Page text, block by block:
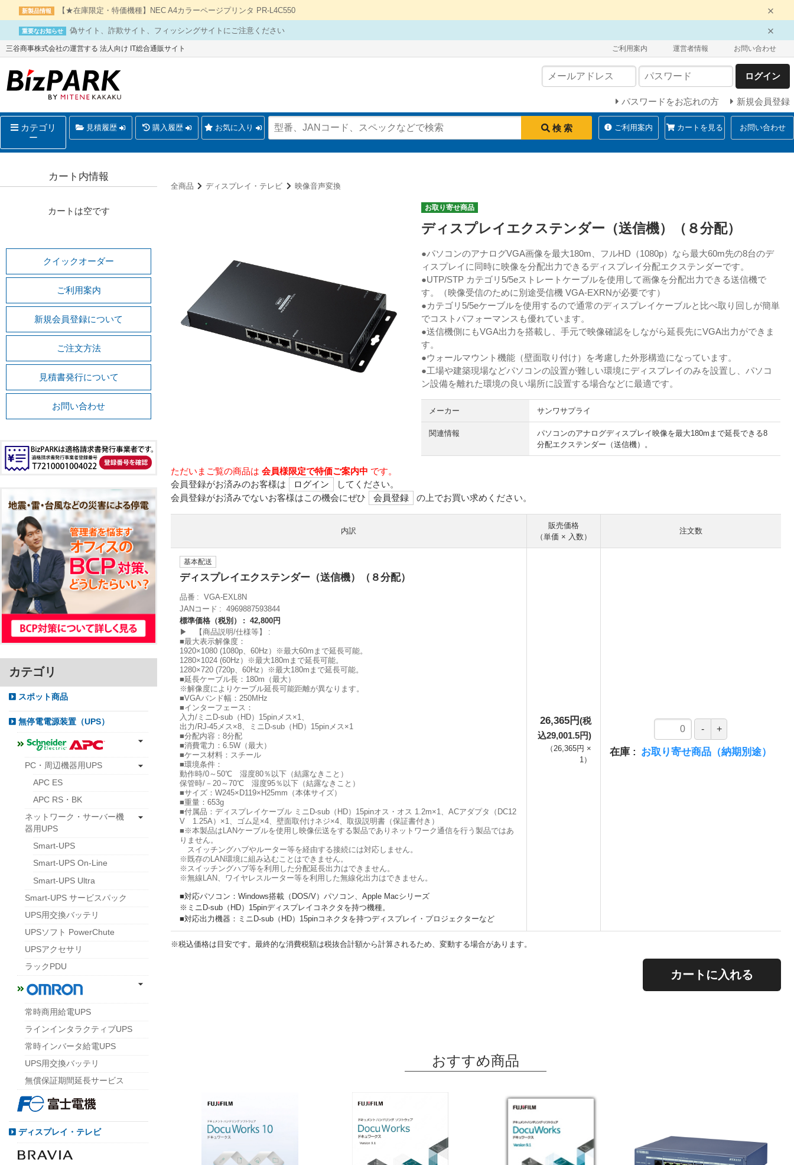
新製品情報 【★在庫限定・特価機種】NEC A4カラーページプリンタ PR-L4C550
重要なお知らせ 偽サイト、詐欺サイト、フィッシングサイトにご注意ください
三谷商事株式会社の運営する 法人向け IT総合通販サイト ご利用案内 運営者情報 お問い合わせ
ログイン
パスワードをお忘れの方 新規会員登録
カテゴリ
ー
見積履歴 購入履歴 お気に入り 検 索 ご利用案内 カートを見る お問い合わせ
全商品 ディスプレイ・テレビ 映像音声変換
お取り寄せ商品
ディスプレイエクステンダー（送信機）（８分配）
●パソコンのアナログVGA画像を最大180m、フルHD（1080p）なら最大60m先の8台のデ
ィスプレイに同時に映像を分配出力できるディスプレイ分配エクステンダーです。
●UTP/STP カテゴリ5/5eストレートケーブルを使用して画像を分配出力できる送信機で
す。（映像受信のために別途受信機 VGA-EXRNが必要です）
●カテゴリ5/5eケーブルを使用するので通常のディスプレイケーブルと比べ取り回しが簡単
でコストパフォーマンスも優れています。
●送信機側にもVGA出力を搭載し、手元で映像確認をしながら延長先にVGA出力ができま
す。
●ウォールマウント機能（壁面取り付け）を考慮した外形構造になっています。
●工場や建築現場などパソコンの設置が難しい環境にディスプレイのみを設置し、パソコ
ン設備を離れた環境の良い場所に設置する場合などに最適です。
メーカー サンワサプライ
関連情報
パソコンのアナログディスプレイ映像を最大180mまで延長できる8
分配エクステンダー（送信機）。
ただいまご覧の商品は 会員様限定で特価ご案内中 です。
会員登録がお済みのお客様は
ログイン
してください。
会員登録がお済みでないお客様はこの機会にぜひ
会員登録 の上でお買い求めください。
内訳
販売価格
（単価 × 入数）
注文数
基本配送
ディスプレイエクステンダー（送信機）（８分配）
品番
VGA-EXL8N
JANコード
4969887593844
標準価格（税別）
42,800円
▶ 【商品説明/仕様等】
■最大表示解像度：
1920×1080 (1080p、60Hz）※最大60mまで延長可能。
1280×1024 (60Hz）※最大180mまで延長可能。
1280×720 (720p、60Hz）※最大180mまで延長可能。
■延長ケーブル長：180m（最大）
※解像度によりケーブル延長可能距離が異なります。
■VGAバンド幅：250MHz
■インターフェース：
入力/ミニD-sub（HD）15pinメス×1、
出力/RJ-45メス×8、ミニD-sub（HD）15pinメス×1
■分配内容：8分配
■消費電力：6.5W（最大）
■ケース材料：スチール
■環境条件：
動作時/0～50℃ 湿度80％以下（結露なきこと）
保管時/－20～70℃ 湿度95％以下（結露なきこと）
■サイズ：W245×D119×H25mm（本体サイズ）
■重量：653g
■付属品：ディスプレイケーブル ミニD-sub（HD）15pinオス・オス 1.2m×1、ACアダプタ（DC12
V 1.25A）×1、ゴム足×4、壁面取付けネジ×4、取扱説明書（保証書付き）
■※本製品はLANケーブルを使用し映像伝送をする製品でありネットワーク通信を行う製品ではあ
りません。
スイッチングハブやルーター等を経由する接続には対応しません。
※既存のLAN環境に組み込むことはできません。
※スイッチングハブ等を利用した分配延長出力はできません。
※無線LAN、ワイヤレスルーター等を利用した無線化出力はできません。
■対応パソコン：Windows搭載（DOS/V）パソコン、Apple Macシリーズ
※ミニD-sub（HD）15pinディスプレイコネクタを持つ機種。
■対応出力機器：ミニD-sub（HD）15pinコネクタを持つディスプレイ・プロジェクターなど
26,365円(税
込29,001.5円)
（ 26,365円 ×
1 ）
在庫 お取り寄せ商品（納期別途）
※税込価格は目安です。最終的な消費税額は税抜合計額から計算されるため、変動する場合があります。
カートに入れる
おすすめ商品
カート内情報
カートは空です
クイックオーダー
ご利用案内
新規会員登録について
ご注文方法
見積書発行について
お問い合わせ
カテゴリ
スポット商品
無停電電源装置（UPS）
PC・周辺機器用UPS
APC ES
APC RS・BK
ネットワーク・サーバー機
器用UPS
Smart-UPS
Smart-UPS On-Line
Smart-UPS Ultra
Smart-UPS サービスパック
UPS用交換バッテリ
UPSソフト PowerChute
UPSアクセサリ
ラックPDU
常時商用給電UPS
ラインインタラクティブUPS
常時インバータ給電UPS
UPS用交換バッテリ
無償保証期間延長サービス
ディスプレイ・テレビ